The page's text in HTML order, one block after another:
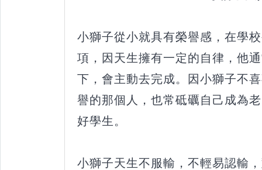
小獅子從小就具有榮譽感，在學
項，因天生擁有一定的自律，他
下，會主動去完成。因小獅子不
譽的那個人，也常砥礪自己成為
好學生。
小獅子天生不服輸，不輕易認輸